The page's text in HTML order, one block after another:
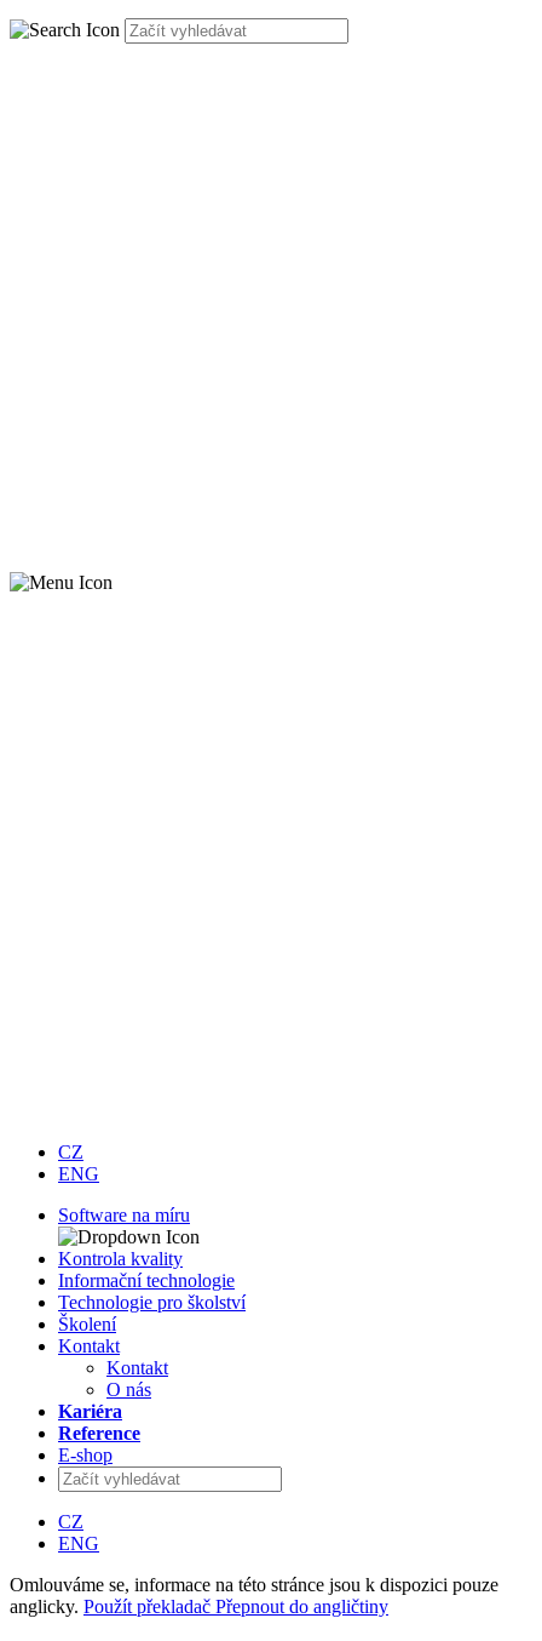
CZ
ENG
Software na míru
Kontrola kvality
Informační technologie
Technologie pro školství
Školení
Kontakt
Kontakt
O nás
Kariéra
Reference
E-shop
CZ
ENG
Omlouváme se, informace na této stránce jsou k dispozici pouze
anglicky. Použít překladač Přepnout do angličtiny